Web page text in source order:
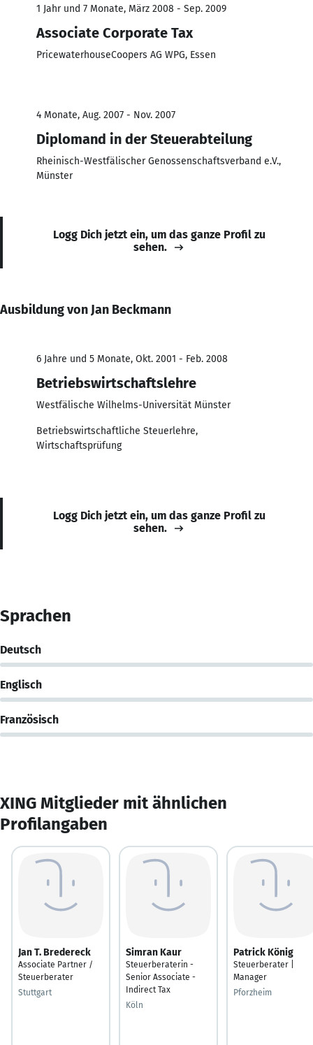
1 Jahr und 7 Monate, März 2008 - Sep. 2009
Associate Corporate Tax
PricewaterhouseCoopers AG WPG, Essen
4 Monate, Aug. 2007 - Nov. 2007
Diplomand in der Steuerabteilung
Rheinisch-Westfälischer Genossenschaftsverband e.V.,
Münster
Logg Dich jetzt ein, um das ganze Profil zu
sehen.
Ausbildung von Jan Beckmann
6 Jahre und 5 Monate, Okt. 2001 - Feb. 2008
Betriebswirtschaftslehre
Westfälische Wilhelms-Universität Münster
Betriebswirtschaftliche Steuerlehre,
Wirtschaftsprüfung
Logg Dich jetzt ein, um das ganze Profil zu
sehen.
Sprachen
Deutsch
Englisch
Französisch
XING Mitglieder mit ähnlichen
Profilangaben
Jan T. Bredereck
Associate Partner /
Steuerberater
Stuttgart
Simran Kaur
Steuerberaterin -
Senior Associate -
Indirect Tax
Köln
Patrick König
Steuerberater |
Manager
Pforzheim